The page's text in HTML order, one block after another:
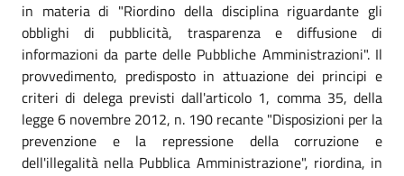
in materia di "Riordino della disciplina riguardante gli
obblighi di pubblicità, trasparenza e diffusione di
informazioni da parte delle Pubbliche Amministrazioni". Il
provvedimento, predisposto in attuazione dei principi e
criteri di delega previsti dall'articolo 1, comma 35, della
legge 6 novembre 2012, n. 190 recante "Disposizioni per la
prevenzione e la repressione della corruzione e
dell'illegalità nella Pubblica Amministrazione", riordina, in